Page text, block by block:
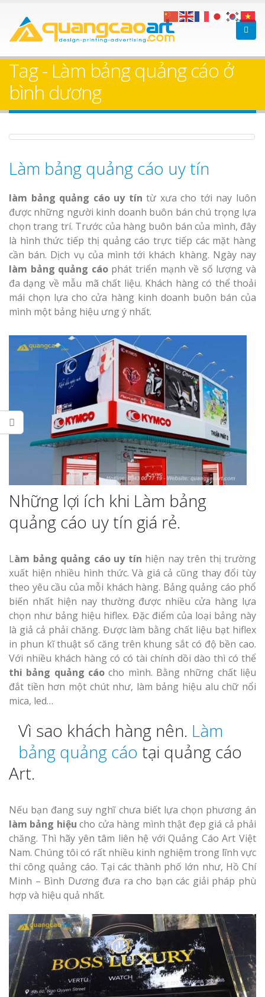
Tag - Làm bảng quảng cáo ở
bình dương
Làm bảng quảng cáo uy tín
làm bảng quảng cáo uy tín từ xưa cho tới nay luôn
được những người kinh doanh buôn bán chú trọng lựa
chọn trang trí. Trước của hàng buôn bán của mình, đây
là hình thức tiếp thị quảng cáo trực tiếp các mặt hàng
cần bán. Dịch vụ của mình tới khách khàng. Ngày nay
làm bảng quảng cáophát triển mạnh về số lượng và
đa dạng về mẫu mã chất liệu. Khách hàng có thể thoải
mái chọn lựa cho cửa hàng kinh doanh buôn bán của
mình một bảng hiệu ưng ý nhất.
Những lợi ích khi Làm bảng
quảng cáo uy tín giá rẻ.
Làm bảng quảng cáo uy tín hiện nay trên thị trường
xuất hiện nhiều hình thức. Và giá cả cũng thay đổi tùy
theo yêu cầu của mỗi khách hàng. Bảng quảng cáo phổ
biến nhất hiện nay thường được nhiều cửa hàng lựa
chọn như bảng hiệu hiflex. Đặc điểm của loại bảng này
là giả cả phải chăng. Được làm bằng chất liệu bạt hiflex
in phun kĩ thuật số căng trên khung sắt có độ bền cao.
Với nhiều khách hàng có có tài chính dồi dào thì có thể
thi bảng quảng cáo cho mình. Bằng những chất liệu
đắt tiền hơn một chút như, làm bảng hiệu alu chữ nổi
mica, led…
Vì sao khách hàng nên. Làm
bảng quảng cáo tại quảng cáo
Art.
Nếu bạn đang suy nghĩ chưa biết lựa chọn phương án
làm bảng hiệu cho cửa hàng mình thật đẹp giá cả phải
chăng. Thì hãy yên tâm liên hệ với Quảng Cáo Art Việt
Nam. Chúng tôi có rất nhiều kinh nghiệm trong lĩnh vực
thi công quảng cáo. Tại các thành phố lớn như, Hồ Chí
Minh – Bình Dương đưa ra cho bạn các giải pháp phù
hợp và hiệu quả nhất.
Làm bảng hiệu gỗ tại
Bảng gỗ treo cửa
Làm bảng hiệu gỗ tại
Biên Hòa
Làm bảng hiệu gỗ tại
Nghệ An
Làm Biển
Thuận An
Thi công
cáo Thuận
Dương
tóc Thuận An
Thi công
cáo Vinh
Nghệ An giá
Thi Công
Nghệ An Nâng Tầm
Hiệu
Làm Biển
Rẻ Tại Vinh Giải Pháp
Quả
Cáo Tại Vinh Giá Rẻ
Biển Led
Làm Biển
Làm biển
tại Vinh Nghệ An
Làm Biển
Nam Đàn Uy Tín Giá